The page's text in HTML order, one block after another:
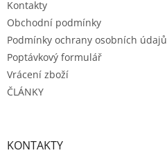
Kontakty
Obchodní podmínky
Podmínky ochrany osobních údajů
Poptávkový formulář
Vrácení zboží
ČLÁNKY
KONTAKTY